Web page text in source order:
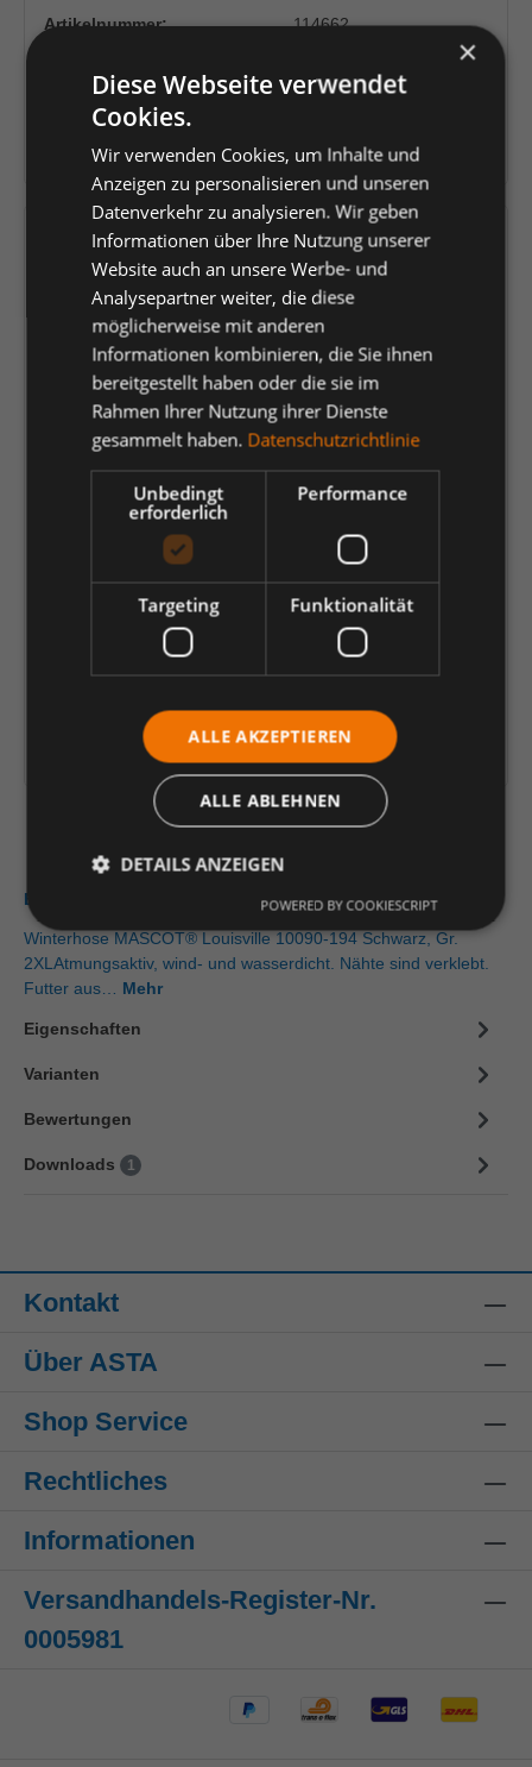
Hersteller:
Mascot International
Artikelnummer:
114662
Herstellernummer: 10090-194-09
Versandfertig in 5 Tagen, Lieferzeit 1-3 Tage
Farbeauswählen
Schwarz Schwarzblau
Größe auswählen
3XL 4XL L M S
Anzahl verringern Anzahl erhöhen
Artikelinformationen herunterladen
Beschreibung
Winterhose MASCOT® Louisville 10090-194 Schwarz, Gr.
2XLAtmungsaktiv, wind- und wasserdicht. Nähte sind verklebt.
Futter aus… Mehr
Eigenschaften
Varianten
Bewertungen
Downloads 1
Kontakt
Über ASTA
Shop Service
Rechtliches
Informationen
Versandhandels-Register-Nr.
0005981
×
Diese Webseite verwendet
Cookies.
Wir verwenden Cookies, um Inhalte und
Anzeigen zu personalisieren und unseren
Datenverkehr zu analysieren. Wir geben
Informationen über Ihre Nutzung unserer
Website auch an unsere Werbe- und
Analysepartner weiter, die diese
möglicherweise mit anderen
Informationen kombinieren, die Sie ihnen
bereitgestellt haben oder die sie im
Rahmen Ihrer Nutzung ihrer Dienste
gesammelt haben. Datenschutzrichtlinie
Unbedingt
erforderlich
Performance
Targeting Funktionalität
ALLE AKZEPTIEREN
ALLE ABLEHNEN
DETAILS ANZEIGEN
POWERED BY COOKIESCRIPT